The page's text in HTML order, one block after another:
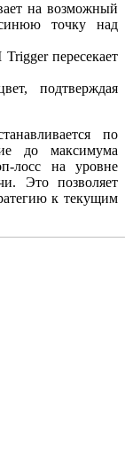
на возможный
точку над
пересекает
подтверждая
по
до максимума
лосс на уровне
Это позволяет
к текущим